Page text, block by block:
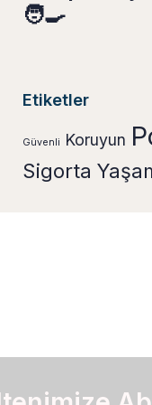
🧑‍🍳
Etiketler
Güvenli Koruyun
Sigorta